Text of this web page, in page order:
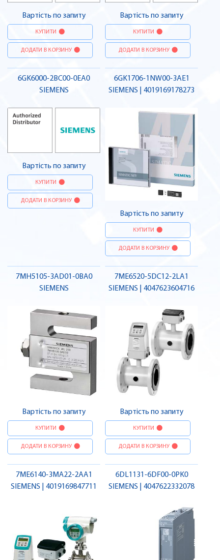
Вартість по запиту
КУПИТИ
ДОДАТИ В КОРЗИНУ
Вартість по запиту
КУПИТИ
ДОДАТИ В КОРЗИНУ
6GK6000-2BC00-0EA0
SIEMENS
Вартість по запиту
КУПИТИ
ДОДАТИ В КОРЗИНУ
6GK1706-1NW00-3AE1
SIEMENS | 4019169178273
Вартість по запиту
КУПИТИ
ДОДАТИ В КОРЗИНУ
7MH5105-3AD01-0BA0
SIEMENS
Вартість по запиту
КУПИТИ
ДОДАТИ В КОРЗИНУ
7ME6520-5DC12-2LA1
SIEMENS | 4047623604716
Вартість по запиту
КУПИТИ
ДОДАТИ В КОРЗИНУ
7ME6140-3MA22-2AA1
SIEMENS | 4019169847711
6DL1131-6DF00-0PK0
SIEMENS | 4047622332078